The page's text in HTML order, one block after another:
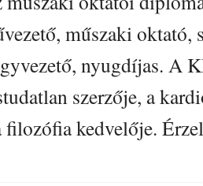
műszaki oktató,
nyugdíjas. A
szerzője, a
filozófia kedvelője.